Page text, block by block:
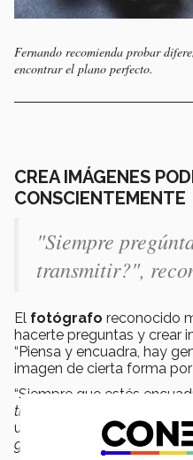
Fernando recomienda probar
encontrar el plano perfecto.
CREA IMÁGENES
CONSCIENTEMENTE
"Siempre
transmitir?",
El fotógrafo reconocido
hacerte preguntas y crear
“Piensa y encuadra, hay
imagen de cierta forma
“Siempre que estés
transmitir?,
una conversación¿estás
grados?